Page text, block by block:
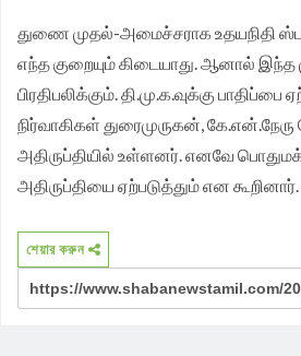
துணை முதல்-அமைச்சராக உதயநிதி
எந்த குறையும் கிடையாது. ஆனால் இந்த
பிரதிபலிக்கும். தி.மு.க.வுக்கு பாதிப்பை
நிர்வாகிகள் துரைமுருகன்,
அதிருப்தியில் உள்ளனர். எனவே
அதிருப்தியை ஏற்படுத்தும் என கூறினார்.
শেয়ার করুন